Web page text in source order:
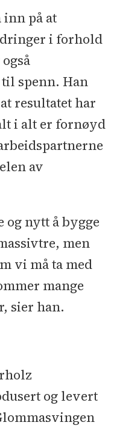
inn på at
i forhold
spenn. Han
resultatet har
i alt er fornøyd
av
nytt å bygge
men
vi må ta med
mange
sier han.
og levert